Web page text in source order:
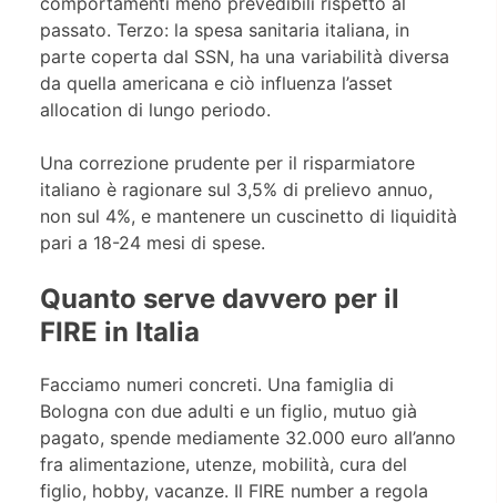
passato. Terzo: la spesa sanitaria italiana, in
parte coperta dal SSN, ha una variabilità diversa
da quella americana e ciò influenza l’asset
allocation di lungo periodo.
Una correzione prudente per il risparmiatore
italiano è ragionare sul 3,5% di prelievo annuo,
non sul 4%, e mantenere un cuscinetto di liquidità
pari a 18-24 mesi di spese.
Quanto serve davvero per il
FIRE in Italia
Facciamo numeri concreti. Una famiglia di
Bologna con due adulti e un figlio, mutuo già
pagato, spende mediamente 32.000 euro all’anno
fra alimentazione, utenze, mobilità, cura del
figlio, hobby, vacanze. Il FIRE number a regola